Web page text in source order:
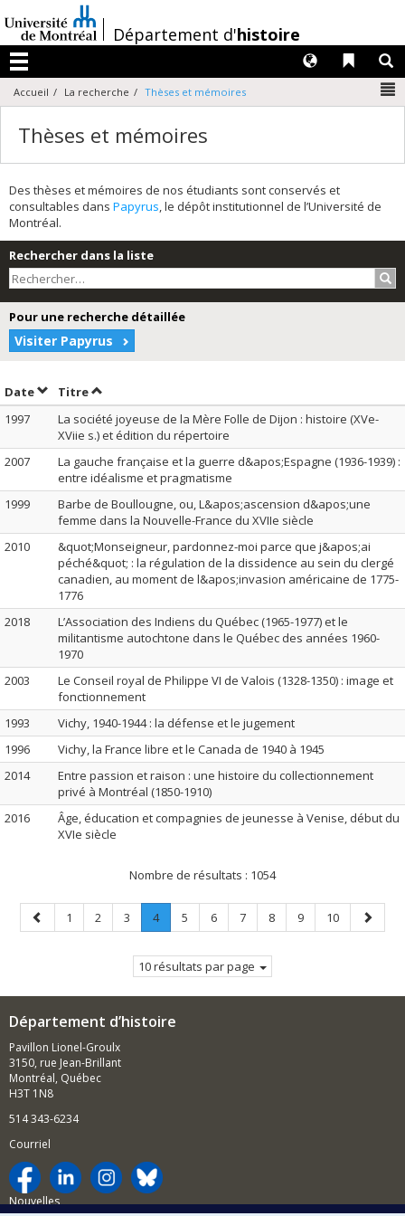
au
contenu
/Département d'histoire
Menu
Liens
Langues
Accueil La recherche Thèses et mémoires
Thèses et mémoires
Des thèses et mémoires de nos étudiants sont conservés et
consultables dans Papyrus, le dépôt institutionnel de l’Université de
Montréal.
Rechercher dans la liste
Pour une recherche détaillée
Visiter Papyrus
DateTrier par date en ordre décroissant
TitreTrier par titre en ordre décroissant
1997
La société joyeuse de la Mère Folle de Dijon : histoire (XVe-
XViie s.) et édition du répertoire
2007
La gauche française et la guerre d&apos;Espagne (1936-1939) :
entre idéalisme et pragmatisme
1999
Barbe de Boullougne, ou, L&apos;ascension d&apos;une
femme dans la Nouvelle-France du XVIIe siècle
2010
&quot;Monseigneur, pardonnez-moi parce que j&apos;ai
péché&quot; : la régulation de la dissidence au sein du clergé
canadien, au moment de l&apos;invasion américaine de 1775-
1776
2018
L’Association des Indiens du Québec (1965-1977) et le
militantisme autochtone dans le Québec des années 1960-
1970
2003
Le Conseil royal de Philippe VI de Valois (1328-1350) : image et
fonctionnement
1993
Vichy, 1940-1944 : la défense et le jugement
1996
Vichy, la France libre et le Canada de 1940 à 1945
2014
Entre passion et raison : une histoire du collectionnement
privé à Montréal (1850-1910)
2016
Âge, éducation et compagnies de jeunesse à Venise, début du
XVIe siècle
Nombre de résultats : 1054
Page
précédente
Page
1 Page
2 Page
3 Page
4.
Page
Page
5 Page
6 Page
7 Page
8 Page
9 Page
10
Page
10 résultats par page
Département d’histoire
Pavillon Lionel-Groulx
3150, rue Jean-Brillant
Montréal, Québec
H3T 1N8
514 343-6234
Courriel
Nouvelles